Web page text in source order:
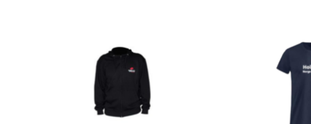
199,00
NOK.
NOK.